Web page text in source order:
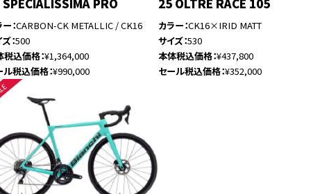
PRO
ー CARBON-CK METALLIC / CK16
ズ 500
税込価格 ¥1,364,000
ル税込価格 ¥990,000
25 OLTRE RACE 105
カラー CK16×IRID MATT
サイズ 530
本体税込価格 ¥437,800
セール税込価格 ¥352,000